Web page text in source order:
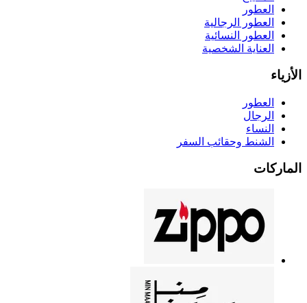
العطور
العطور الرجالية
العطور النسائية
العناية الشخصية
الأزياء
العطور
الرجال
النساء
الشنط وحقائب السفر
الماركات